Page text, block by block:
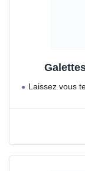
Laissez vous